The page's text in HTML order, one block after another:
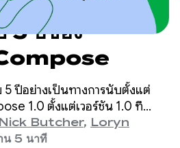
5 ปีของ
5 ปีอย่างเป็นทางการนับตั้งแต่
1.0 ตั้งแต่เวอร์ชัน 1.0 ที่
าคม 2021 ไปจนถึงเวอร์ชันล่าสุด
ไปอย่างมากในช่วงหลายปีที่ผ่าน
Nick Butcher, Loryn
น 5 นาที